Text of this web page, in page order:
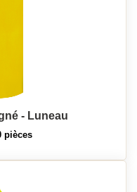
- Luneau
pièces